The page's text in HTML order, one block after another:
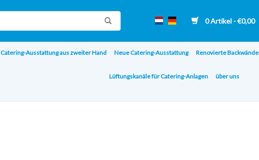
0 Artikel - €0,00
Catering-Ausstattung aus zweiter Hand Neue Catering-Ausstattung Renovierte Backwände
Lüftungskanäle für Catering-Anlagen über uns